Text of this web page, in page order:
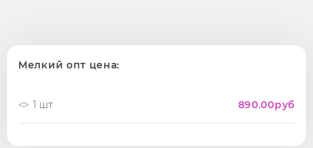
Мелкий опт цена:
1 шт 890.00руб